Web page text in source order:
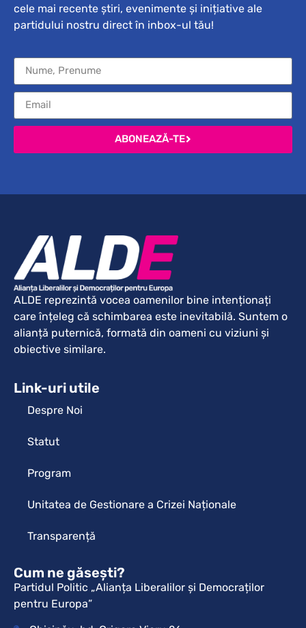
cele mai recente știri, evenimente și inițiative ale
partidului nostru direct în inbox-ul tău!
ABONEAZĂ-TE
ALDE reprezintă vocea oamenilor bine intenționați
care înțeleg că schimbarea este inevitabilă. Suntem o
alianță puternică, formată din oameni cu viziuni și
obiective similare.
Link-uri utile
Despre Noi
Statut
Program
Unitatea de Gestionare a Crizei Naționale
Transparență
Cum ne găsești?
Partidul Politic „Alianța Liberalilor și Democraților
pentru Europa”